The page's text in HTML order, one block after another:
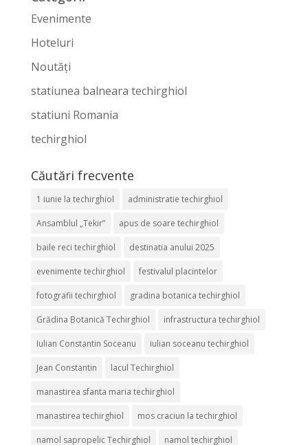
Evenimente
Hoteluri
Noutăți
statiunea balneara techirghiol
statiuni Romania
techirghiol
Căutări frecvente
1 iunie la techirghiol administratie techirghiol
Ansamblul „Tekir” apus de soare techirghiol
baile reci techirghiol destinatia anului 2025
evenimente techirghiol festivalul placintelor
fotografii techirghiol gradina botanica techirghiol
Grădina Botanică Techirghiol infrastructura techirghiol
Iulian Constantin Soceanu iulian soceanu techirghiol
Jean Constantin lacul Techirghiol
manastirea sfanta maria techirghiol
manastirea techirghiol mos craciun la techirghiol
namol sapropelic Techirghiol namol techirghiol